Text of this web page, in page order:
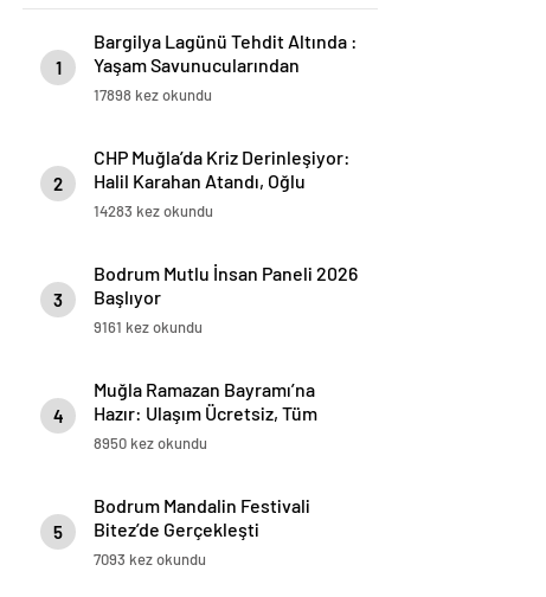
1
Bargilya Lagünü Tehdit Altında :
Yaşam Savunucularından
Koruma Çağrısı
17898 kez okundu
2
CHP Muğla’da Kriz Derinleşiyor:
Halil Karahan Atandı, Oğlu
“Benim İl Başkanım Nail Kızıl’dır”
14283 kez okundu
3
Bodrum Mutlu İnsan Paneli 2026
Başlıyor
9161 kez okundu
4
Muğla Ramazan Bayramı’na
Hazır: Ulaşım Ücretsiz, Tüm
Ekipler Görevde
8950 kez okundu
5
Bodrum Mandalin Festivali
Bitez’de Gerçekleşti
7093 kez okundu